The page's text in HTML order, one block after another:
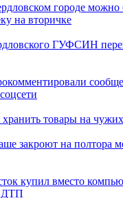
городе можно
на вторичке
ГУФСИН
хранить товары на
закроют на полтора
купил вместо
ДТП